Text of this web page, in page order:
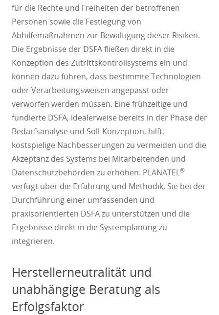
für die Rechte und Freiheiten der betroffenen
Personen sowie die Festlegung von
Abhilfemaßnahmen zur Bewältigung dieser Risiken.
Die Ergebnisse der DSFA fließen direkt in die
Konzeption des Zutrittskontrollsystems ein und
können dazu führen, dass bestimmte Technologien
oder Verarbeitungsweisen angepasst oder
verworfen werden müssen. Eine frühzeitige und
fundierte DSFA, idealerweise bereits in der Phase der
Bedarfsanalyse und Soll-Konzeption, hilft,
kostspielige Nachbesserungen zu vermeiden und die
Akzeptanz des Systems bei Mitarbeitenden und
Datenschutzbehörden zu erhöhen. PLANATEL®
verfügt über die Erfahrung und Methodik, Sie bei der
Durchführung einer umfassenden und
praxisorientierten DSFA zu unterstützen und die
Ergebnisse direkt in die Systemplanung zu
integrieren.
Herstellerneutralität und
unabhängige Beratung als
Erfolgsfaktor